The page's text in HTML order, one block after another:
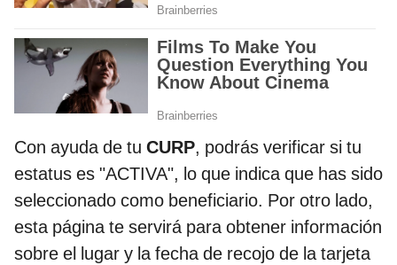
Con ayuda de tu CURP, podrás verificar si tu
estatus es "ACTIVA", lo que indica que has sido
seleccionado como beneficiario. Por otro lado,
esta página te servirá para obtener información
sobre el lugar y la fecha de recojo de la tarjeta